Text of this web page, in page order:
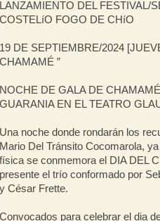
LANZAMIENTO DEL FESTIVAL/
COSTELíO FOGO DE CHíO
19 DE SEPTIEMBRE/2024
CHAMAMÉ ”
NOCHE DE GALA DE
GUARANIA EN EL TEATRO
Una noche donde rondarán los
Mario Del Tránsito Cocomarola,
física se conmemora el DIA DEL
presente el trío conformado por
y César Frette.
Convocados para celebrar el dia